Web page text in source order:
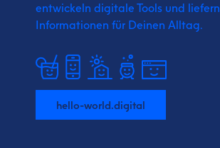
entwickeln digitale Tools und liefern
Informationen für Deinen Alltag.
hello-world.digital